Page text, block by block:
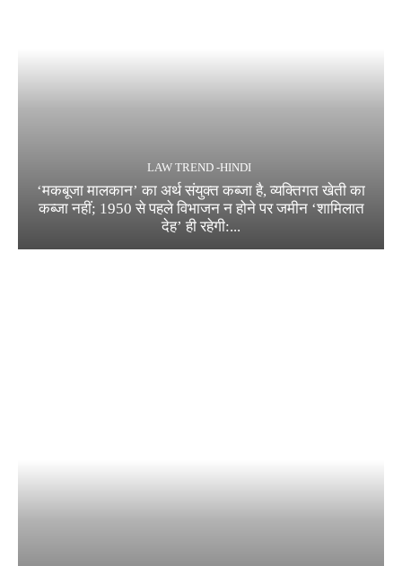
LAW TREND -HINDI
‘मकबूजा मालकान’ का अर्थ संयुक्त कब्जा है, व्यक्तिगत खेती का
कब्जा नहीं; 1950 से पहले विभाजन न होने पर जमीन ‘शामिलात
देह’ ही रहेगी:...